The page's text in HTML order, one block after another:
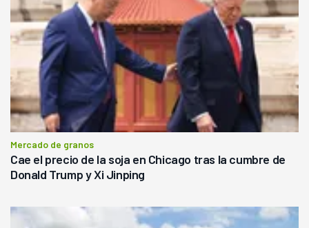
Mercado de granos
Cae el precio de la soja en Chicago tras la cumbre de
Donald Trump y Xi Jinping